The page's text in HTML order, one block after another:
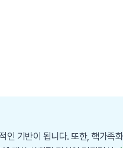
기반이 됩니다. 또한, 핵가족